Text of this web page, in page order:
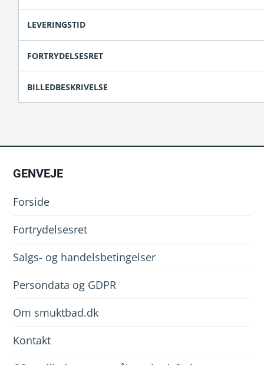
LEVERINGSTID
FORTRYDELSESRET
BILLEDBESKRIVELSE
GENVEJE
Forside
Fortrydelsesret
Salgs- og handelsbetingelser
Persondata og GDPR
Om smuktbad.dk
Kontakt